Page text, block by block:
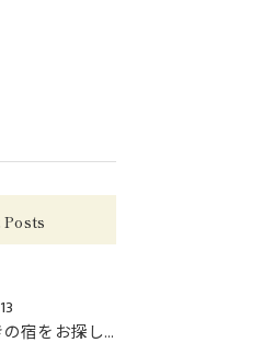
サウナ付きの宿をお探しなら志摩市の当宿へ